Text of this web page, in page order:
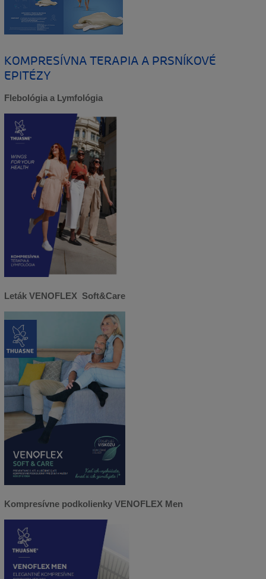
KOMPRESÍVNA TERAPIA A PRSNÍKOVÉ
EPITÉZY
Flebológia a Lymfológia
Leták VENOFLEX Soft&Care
Kompresívne podkolienky VENOFLEX Men